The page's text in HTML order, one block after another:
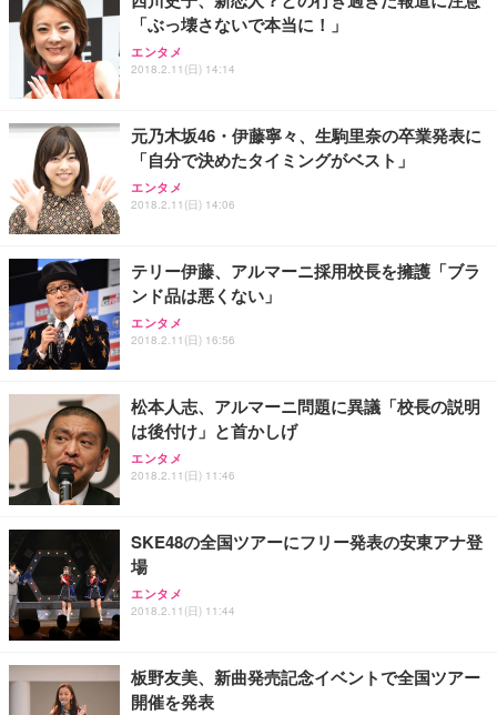
「ぶっ壊さないで本当に！」
エンタメ
2018.2.11(日) 14:14
元乃木坂46・伊藤寧々、生駒里奈の卒業発表に
「自分で決めたタイミングがベスト」
エンタメ
2018.2.11(日) 14:06
テリー伊藤、アルマーニ採用校長を擁護「ブラ
ンド品は悪くない」
エンタメ
2018.2.11(日) 16:56
松本人志、アルマーニ問題に異議「校長の説明
は後付け」と首かしげ
エンタメ
2018.2.11(日) 11:46
SKE48の全国ツアーにフリー発表の安東アナ登
場
エンタメ
2018.2.11(日) 11:44
板野友美、新曲発売記念イベントで全国ツアー
開催を発表